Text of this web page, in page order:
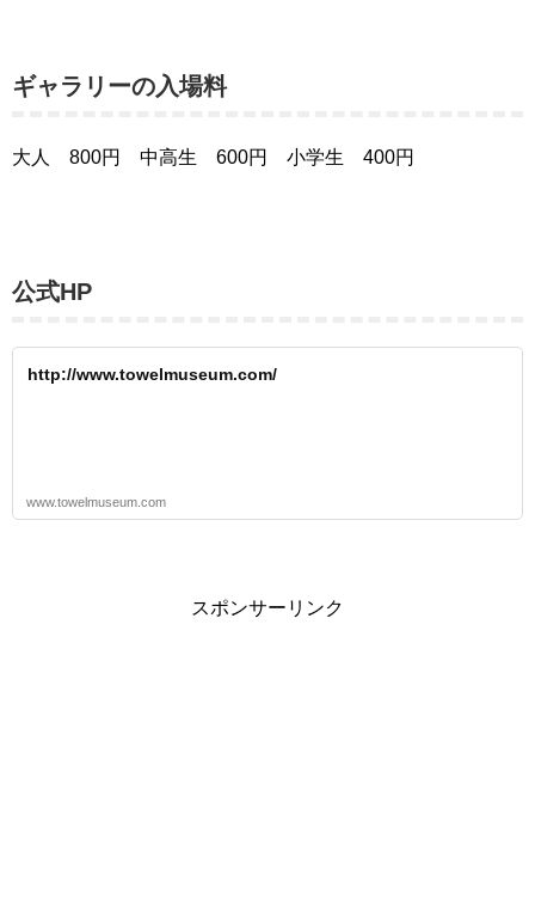
ギャラリーの入場料
大人 800円 中高生 600円 小学生 400円
公式HP
http://www.towelmuseum.com/
www.towelmuseum.com
スポンサーリンク